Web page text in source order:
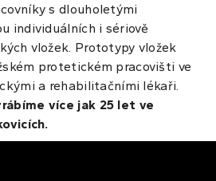
s dlouholetými
individuálních i sériově
vložek. Prototypy vložek
protetickém pracovišti ve
a rehabilitačními lékaři.
více jak 25 let ve